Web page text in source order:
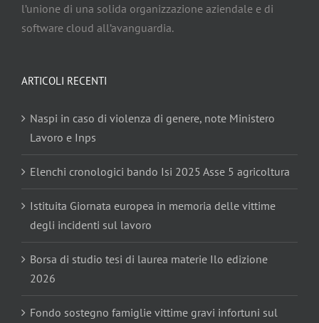
l’unione di una solida organizzazione aziendale e di
software cloud all’avanguardia.
ARTICOLI RECENTI
Naspi in caso di violenza di genere, note Ministero
Lavoro e Inps
Elenchi cronologici bando Isi 2025 Asse 5 agricoltura
Istituita Giornata europea in memoria delle vittime
degli incidenti sul lavoro
Borsa di studio tesi di laurea materie Ilo edizione
2026
Fondo sostegno famiglie vittime gravi infortuni sul